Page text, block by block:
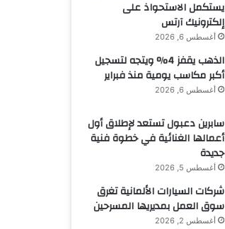
يستكمل الاستحواذ على
إلكترونيك آرتس
أغسطس 6, 2026
الذهب يقفز 4% ويتجه لتسجيل
أكبر مكاسب يومية منذ فبراير
أغسطس 6, 2026
سابرين دعبول تستعد لإطلاق أول
أعمالها الغنائية في خطوة فنية
جديدة
أغسطس 5, 2026
شركات السيارات الألمانية تغرق
سوق العمل بمديريها المسرحين
أغسطس 2, 2026